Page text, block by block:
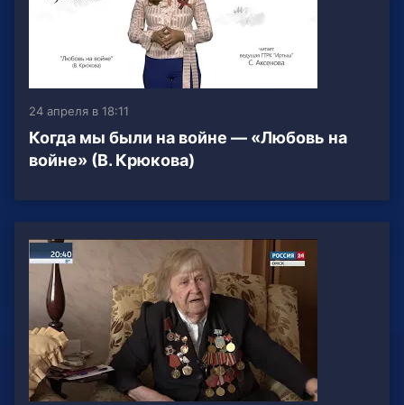
24 апреля в 18:11
Когда мы были на войне — «Любовь на
войне» (В. Крюкова)